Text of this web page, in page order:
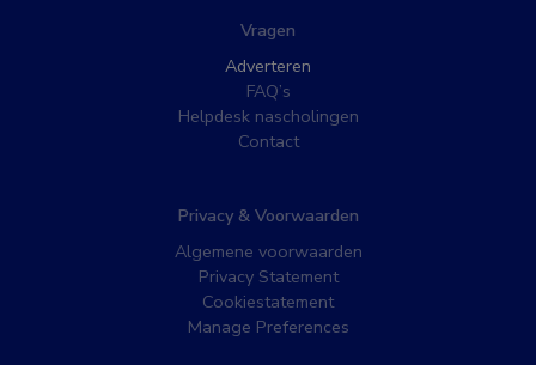
Vragen
Adverteren
FAQ’s
Helpdesk nascholingen
Contact
Privacy & Voorwaarden
Algemene voorwaarden
Privacy Statement
Cookiestatement
Manage Preferences